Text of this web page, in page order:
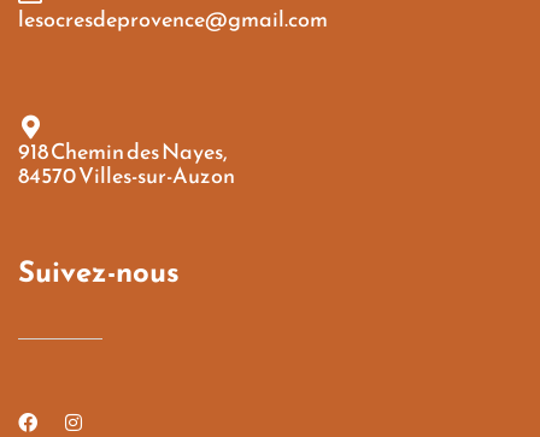
lesocresdeprovence@gmail.com
918 Chemin des Nayes,
84570 Villes-sur-Auzon
Suivez-nous